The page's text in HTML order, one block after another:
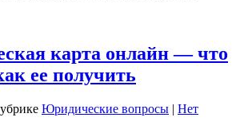
карта онлайн — что
ее получить
Юридические вопросы | Нет